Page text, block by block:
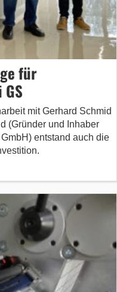
für
mit Gerhard Schmid
(Gründer und Inhaber
entstand auch die